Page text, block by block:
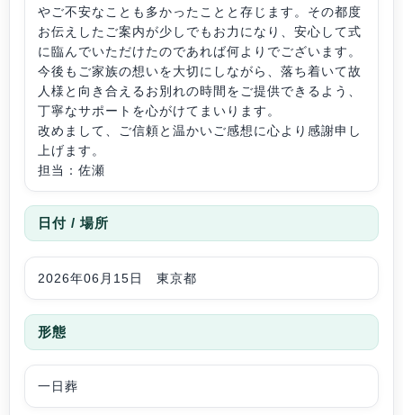
やご不安なことも多かったことと存じます。その都度
お伝えしたご案内が少しでもお力になり、安心して式
に臨んでいただけたのであれば何よりでございます。
今後もご家族の想いを大切にしながら、落ち着いて故
人様と向き合えるお別れの時間をご提供できるよう、
丁寧なサポートを心がけてまいります。
改めまして、ご信頼と温かいご感想に心より感謝申し
上げます。
担当：佐瀬
日付 / 場所
2026年06月15日 東京都
形態
一日葬